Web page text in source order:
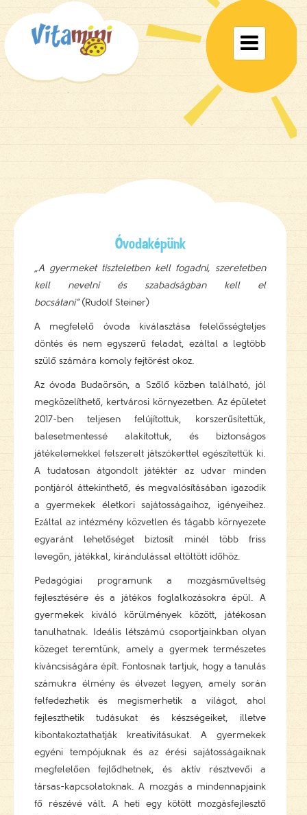
Toggle

Óvodaképünk
„A gyermeket tiszteletben kell fogadni, szeretetben
kell nevelni és szabadságban kell el
bocsátani”(Rudolf Steiner)
A megfelelő óvoda kiválasztása felelősségteljes
döntés és nem egyszerű feladat, ezáltal a legtöbb
szülő számára komoly fejtörést okoz.
Az óvoda Budaörsön, a Szőlő közben található, jól
megközelíthető, kertvárosi környezetben. Az épületet
2017-ben teljesen felújítottuk, korszerűsítettük,
balesetmentessé alakítottuk, és biztonságos
játékelemekkel felszerelt játszókerttel egészítettük ki.
A tudatosan átgondolt játéktér az udvar minden
pontjáról áttekinthető, és megvalósításában igazodik
a gyermekek életkori sajátosságaihoz, igényeihez.
Ezáltal az intézmény közvetlen és tágabb környezete
egyaránt lehetőséget biztosít minél több friss
levegőn, játékkal, kirándulással eltöltött időhöz.
Pedagógiai programunk a mozgásműveltség
fejlesztésére és a játékos foglalkozásokra épül. A
gyermekek kiváló körülmények között, játékosan
tanulhatnak. Ideális létszámú csoportjainkban olyan
közeget teremtünk, amely a gyermek természetes
kíváncsiságára épít. Fontosnak tartjuk, hogy a tanulás
számukra élmény és élvezet legyen, amely során
felfedezhetik és megismerhetik a világot, ahol
fejleszthetik tudásukat és készségeiket, illetve
kibontakoztathatják kreativitásukat. A gyermekek
egyéni tempójuknak és az érési sajátosságaiknak
megfelelően fejlődhetnek, és aktív résztvevői a
társas-kapcsolatoknak. A mozgás a mindennapjaink
fő részévé vált. A heti egy kötött mozgásfejlesztő